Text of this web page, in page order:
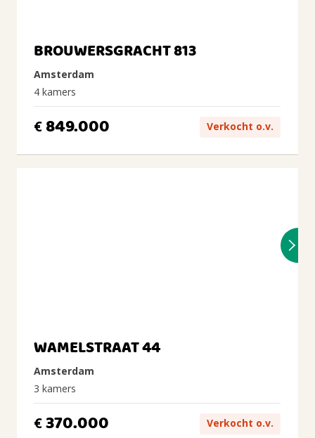
BROUWERSGRACHT 813
Amsterdam
4 kamers
€ 849.000 Verkocht o.v.
WAMELSTRAAT 44
Amsterdam
3 kamers
€370.000 Verkocht o.v.